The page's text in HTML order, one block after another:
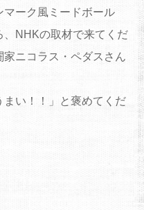
ーク風ミードボール
、NHKの取材で来てくだ
ニコラス・ペダスさん
まい！！」と褒めてくだ